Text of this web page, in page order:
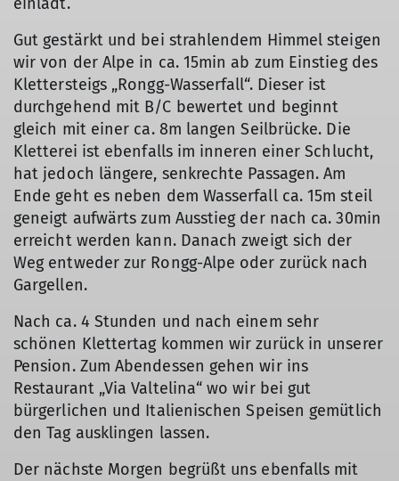
© DAV Ebingen
Gut gestärkt und bei strahlendem Himmel steigen
wir von der Alpe in ca. 15min ab zum Einstieg des
Klettersteigs „Rongg-Wasserfall“. Dieser ist
durchgehend mit B/C bewertet und beginnt
gleich mit einer ca. 8m langen Seilbrücke. Die
Kletterei ist ebenfalls im inneren einer Schlucht,
hat jedoch längere, senkrechte Passagen. Am
Ende geht es neben dem Wasserfall ca. 15m steil
geneigt aufwärts zum Ausstieg der nach ca. 30min
erreicht werden kann. Danach zweigt sich der
Weg entweder zur Rongg-Alpe oder zurück nach
Gargellen.
Nach ca. 4 Stunden und nach einem sehr
schönen Klettertag kommen wir zurück in unserer
Pension. Zum Abendessen gehen wir ins
Restaurant „Via Valtelina“ wo wir bei gut
bürgerlichen und Italienischen Speisen gemütlich
den Tag ausklingen lassen.
Der nächste Morgen begrüßt uns ebenfalls mit